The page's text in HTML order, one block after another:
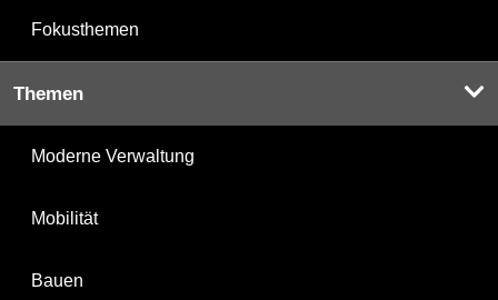
Fokusthemen
Themen
Moderne Verwaltung
Mobilität
Bauen